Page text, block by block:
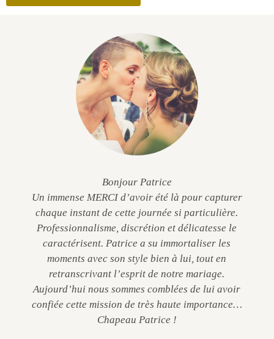
Bonjour Patrice
Un immense MERCI d’avoir été là pour capturer
chaque instant de cette journée si particulière.
Professionnalisme, discrétion et délicatesse le
caractérisent. Patrice a su immortaliser les
moments avec son style bien à lui, tout en
retranscrivant l’esprit de notre mariage.
Aujourd’hui nous sommes comblées de lui avoir
confiée cette mission de très haute importance…
Chapeau Patrice !